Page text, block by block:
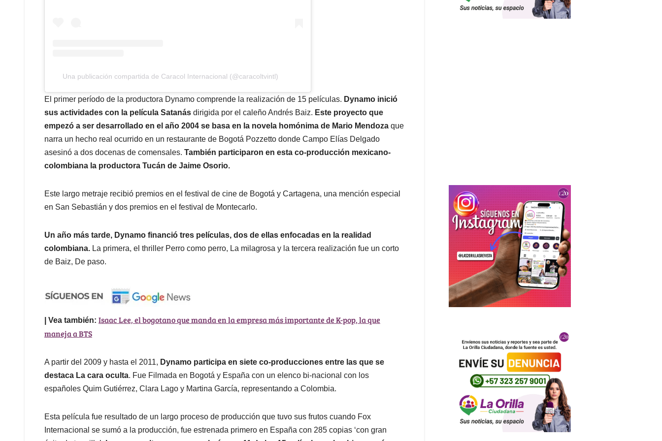
Una publicación compartida de Caracol Internacional (@caracoltvintl)
El primer período de la productora Dynamo comprende la realización de 15 películas. Dynamo inició
sus actividades con la película Satanás dirigida por el caleño Andrés Baiz. Este proyecto que
empezó a ser desarrollado en el año 2004 se basa en la novela homónima de Mario Mendoza que
narra un hecho real ocurrido en un restaurante de Bogotá Pozzetto donde Campo Elías Delgado
asesinó a dos docenas de comensales. También participaron en esta co-producción mexicano-
colombiana la productora Tucán de Jaime Osorio.
Este largo metraje recibió premios en el festival de cine de Bogotá y Cartagena, una mención especial
en San Sebastián y dos premios en el festival de Montecarlo.
Un año más tarde, Dynamo financió tres películas, dos de ellas enfocadas en la realidad
colombiana. La primera, el thriller Perro como perro, La milagrosa y la tercera realización fue un corto
de Baiz, De paso.
| Vea también: Isaac Lee, el bogotano que manda en la empresa más importante de K-pop, la que
maneja a BTS
A partir del 2009 y hasta el 2011, Dynamo participa en siete co-producciones entre las que se
destaca La cara oculta. Fue Filmada en Bogotá y España con un elenco bi-nacional con los
españoles Quim Gutiérrez, Clara Lago y Martina García, representando a Colombia.
Esta película fue resultado de un largo proceso de producción que tuvo sus frutos cuando Fox
Internacional se sumó a la producción, fue estrenada primero en España con 285 copias ‘con gran